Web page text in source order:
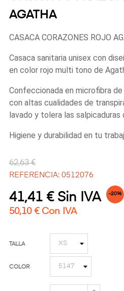
AGATHA
CASACA CORAZONES ROJO
Casaca sanitaria unisex con
en color rojo multi tono de
Confeccionada en microfibra
con altas cualidades de
lavado y tolera las salpicaduras
Higiene y durabilidad en tu
62,63 €
REFERENCIA: 0512076
41,41 € Sin IVA -20%
50,10 € Con IVA
TALLA
COLOR